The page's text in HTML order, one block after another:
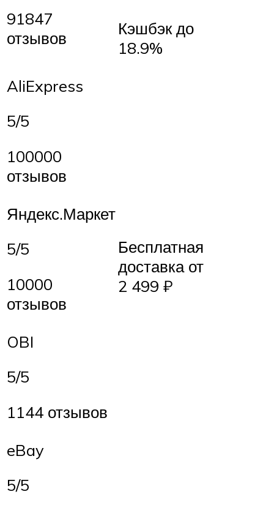
91847
отзывов
Кэшбэк до
18.9%
AliExpress
5/5
100000
отзывов
Яндекс.Маркет
5/5
10000
отзывов
Бесплатная
доставка от
2 499 ₽
OBI
5/5
1144 отзывов
eBay
5/5